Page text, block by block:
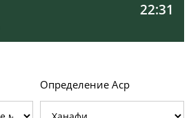
22:31
Определение Аср